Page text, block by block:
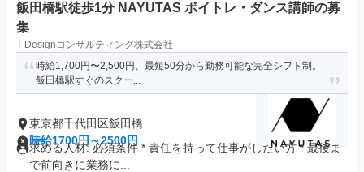
飯田橋駅徒歩1分 NAYUTAS ボイトレ・ダンス講師の募
集
T-Designコンサルティング株式会社
時給1,700円〜2,500円、最短50分から勤務可能な完全シフト制。
飯田橋駅すぐのスクー...
東京都千代田区飯田橋
時給1700円～2500円
求める人材: 必須条件 * 責任を持って仕事がしたい方 * 最後ま
で前向きに業務に...